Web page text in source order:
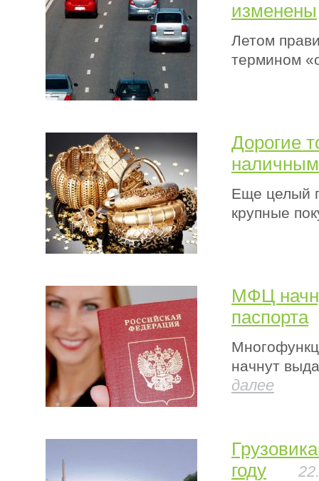
изменены
Летом
термином
Дорогие
Еще целый
крупные
МФЦ
паспорта
начнут
далее
году